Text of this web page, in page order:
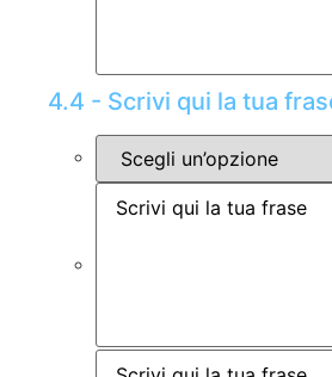
4.4 - Scrivi qui la tua